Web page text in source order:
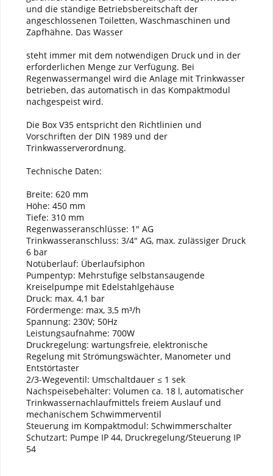
und die ständige Betriebsbereitschaft der
angeschlossenen Toiletten, Waschmaschinen und
Zapfhähne. Das Wasser
steht immer mit dem notwendigen Druck und in der
erforderlichen Menge zur Verfügung. Bei
Regenwassermangel wird die Anlage mit Trinkwasser
betrieben, das automatisch in das Kompaktmodul
nachgespeist wird.
Die Box V35 entspricht den Richtlinien und
Vorschriften der DIN 1989 und der
Trinkwasserverordnung.
Technische Daten:
Breite: 620 mm
Höhe: 450 mm
Tiefe: 310 mm
Regenwasseranschlüsse: 1" AG
Trinkwasseranschluss: 3/4" AG, max. zulässiger Druck
6 bar
Notüberlauf: Überlaufsiphon
Pumpentyp: Mehrstufige selbstansaugende
Kreiselpumpe mit Edelstahlgehäuse
Druck: max. 4,1 bar
Fördermenge: max, 3,5 m³/h
Spannung: 230V; 50Hz
Leistungsaufnahme: 700W
Druckregelung: wartungsfreie, elektronische
Regelung mit Strömungswächter, Manometer und
Entstörtaster
2/3-Wegeventil: Umschaltdauer ≤ 1 sek
Nachspeisebehälter: Volumen ca. 18 l, automatischer
Trinkwassernachlaufmittels freiem Auslauf und
mechanischem Schwimmerventil
Steuerung im Kompaktmodul: Schwimmerschalter
Schutzart: Pumpe IP 44, Druckregelung/Steuerung IP
54